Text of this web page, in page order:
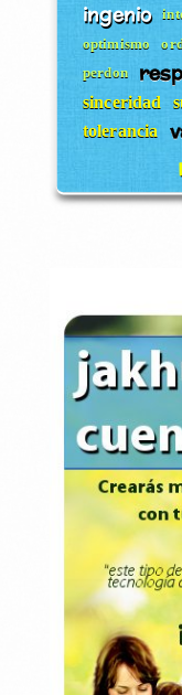
ingenio
optimismo
perdon
sinceridad
tolerancia